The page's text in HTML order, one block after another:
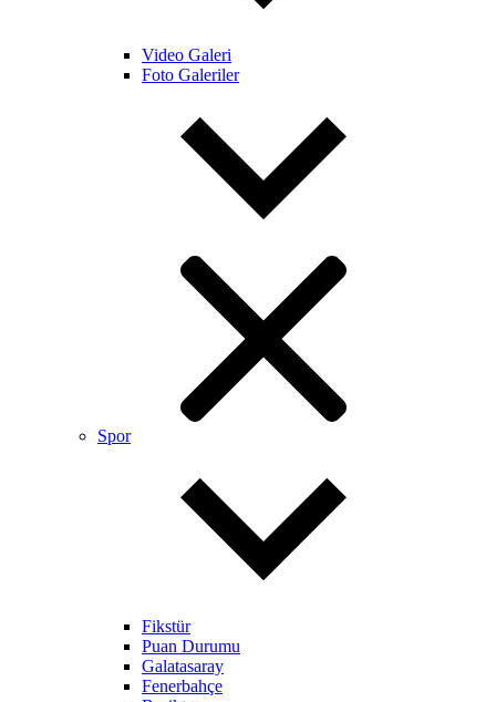
Video Galeri
Foto Galeriler
Spor
Fikstür
Puan Durumu
Galatasaray
Fenerbahçe